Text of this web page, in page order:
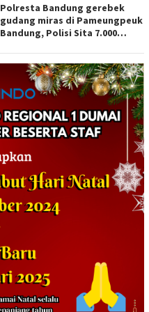
Polresta Bandung gerebek
gudang miras di Pameungpeuk
Bandung, Polisi Sita 7.000